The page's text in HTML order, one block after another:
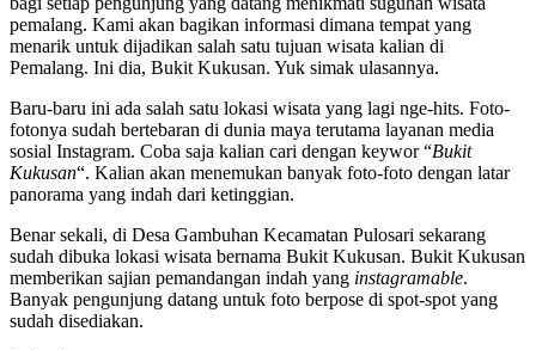
pemalang. Kami akan bagikan informasi dimana tempat yang
menarik untuk dijadikan salah satu tujuan wisata kalian di
Pemalang. Ini dia, Bukit Kukusan. Yuk simak ulasannya.
Baru-baru ini ada salah satu lokasi wisata yang lagi nge-hits. Foto-
fotonya sudah bertebaran di dunia maya terutama layanan media
sosial Instagram. Coba saja kalian cari dengan keywor “Bukit
Kukusan“. Kalian akan menemukan banyak foto-foto dengan latar
panorama yang indah dari ketinggian.
Benar sekali, di Desa Gambuhan Kecamatan Pulosari sekarang
sudah dibuka lokasi wisata bernama Bukit Kukusan. Bukit Kukusan
memberikan sajian pemandangan indah yang instagramable.
Banyak pengunjung datang untuk foto berpose di spot-spot yang
sudah disediakan.